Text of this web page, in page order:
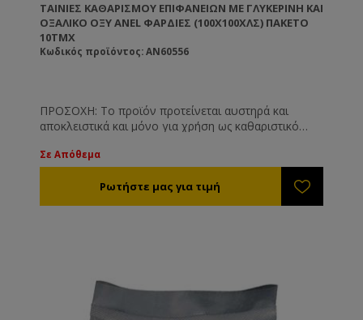
ΤΑΙΝΊΕΣ ΚΑΘΑΡΙΣΜΟΎ ΕΠΙΦΑΝΕΊΩΝ ΜΕ ΓΛΥΚΕΡΊΝΗ ΚΑΙ
ΟΞΑΛΙΚΌ ΟΞΎ ANEL ΦΑΡΔΙΈΣ (100X100ΧΛΣ) ΠΑΚΈΤΟ
10ΤΜΧ
Κωδικός προϊόντος: AN60556
ΠΡΟΣΟΧΗ: Το προϊόν προτείνεται αυστηρά και
αποκλειστικά και μόνο για χρήση ως καθαριστικό
αρμόδιες υπηρεσίες. Το προϊόν δεν προτείνεται και
αναγραφόμενων στην ετικέτα του.
Σε Απόθεμα